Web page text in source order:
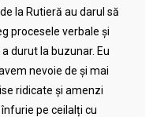
la Rutieră au darul să
procesele verbale și
durut la buzunar. Eu
nevoie de și mai
ridicate și amenzi
pe ceilalți cu